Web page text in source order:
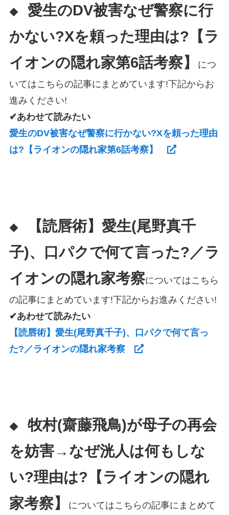
◆ 愛生のDV被害なぜ警察に行
かない?Xを頼った理由は?【ラ
イオンの隠れ家第6話考察】
につ
いてはこちらの記事にまとめています!下記からお
進みください!
✔あわせて読みたい
愛生のDV被害なぜ警察に行かない?Xを頼った理由
は?【ライオンの隠れ家第6話考察】
◆
【読唇術】愛生(尾野真千
子)、口パクで何て言った?／ラ
イオンの隠れ家考察についてはこちら
の記事にまとめています!下記からお進みください!
✔あわせて読みたい
【読唇術】愛生(尾野真千子)、口パクで何て言っ
た?／ライオンの隠れ家考察
◆ 牧村(齋藤飛鳥)が母子の再会
を妨害→なぜ洸人は何もしな
い?理由は?【ライオンの隠れ
家考察】
についてはこちらの記事にまとめて